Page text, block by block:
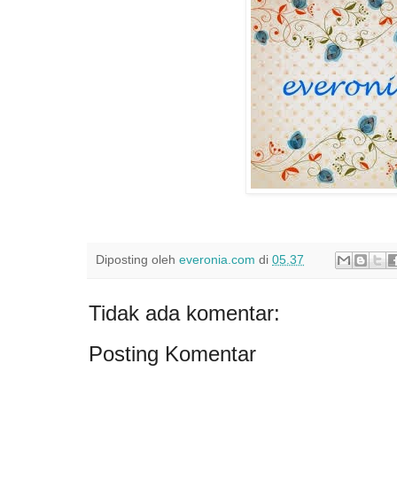
Diposting oleh everonia.com di 05.37
Tidak ada komentar:
Posting Komentar